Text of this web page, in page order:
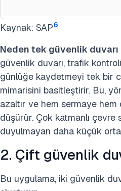
Kaynak: SAP6
Neden tek güvenlik duvarı
güvenlik duvarı, trafik
günlüğe kaydetmeyi tek bir
mimarisini basitleştirir. Bu,
azaltır ve hem sermaye
düşürür. Çok katmanlı çevre
duyulmayan daha küçük
2. Çift güvenlik
Bu uygulama, iki güvenlik